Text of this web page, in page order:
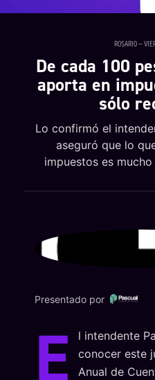
ROSARIO —
De cada 100
aporta en
sólo
Lo confirmó el
aseguró que lo
impuestos es
Presentado por
E
l intendente
conocer este
Anual de